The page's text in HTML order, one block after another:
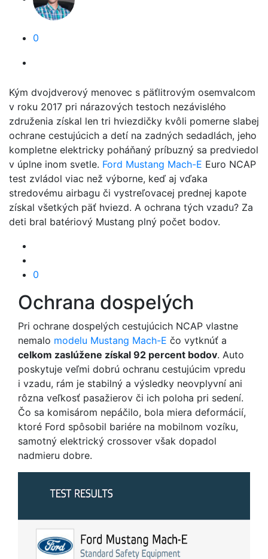
0
Kým dvojdverový menovec s päťlitrovým osemvalcom
v roku 2017 pri nárazových testoch nezávislého
združenia získal len tri hviezdičky kvôli pomerne slabej
ochrane cestujúcich a detí na zadných sedadlách, jeho
kompletne elektricky poháňaný príbuzný sa predviedol
v úplne inom svetle. Ford Mustang Mach-E Euro NCAP
test zvládol viac než výborne, keď aj vďaka
stredovému airbagu či vystreľovacej prednej kapote
získal všetkých päť hviezd. A ochrana tých vzadu? Za
deti bral batériový Mustang plný počet bodov.
0
Ochrana dospelých
Pri ochrane dospelých cestujúcich NCAP vlastne
nemalo modelu Mustang Mach-E čo vytknúť a
celkom zaslúžene získal 92 percent bodov. Auto
poskytuje veľmi dobrú ochranu cestujúcim vpredu
i vzadu, rám je stabilný a výsledky neovplyvní ani
rôzna veľkosť pasažierov či ich poloha pri sedení.
Čo sa komisárom nepáčilo, bola miera deformácií,
ktoré Ford spôsobil bariére na mobilnom vozíku,
samotný elektrický crossover však dopadol
nadmieru dobre.